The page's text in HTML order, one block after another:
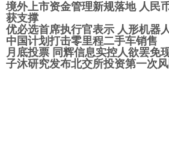
境外上市资金管理新规落地 人民
获支撑
优必选首席执行官表示 人形机器
中国计划打击零里程二手车销售
月底投票 同辉信息实控人欲罢免
子沐研究发布北交所投资第一次